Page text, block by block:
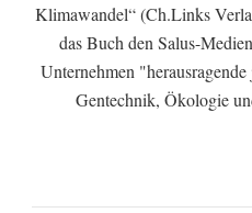
Klimawandel“ (Ch.Links
das Buch den Salus-
Unternehmen
Gentechnik, Ökologie